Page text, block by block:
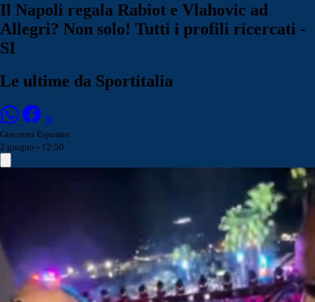
Il Napoli regala Rabiot e Vlahovic ad
Allegri? Non solo! Tutti i profili ricercati -
SI
Le ultime da Sportitalia
Giacomo Esposito
2 giugno - 12:50